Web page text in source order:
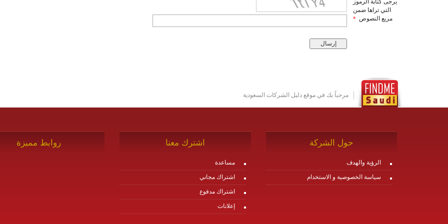
يرجى كتابة الرموز
التي تراها ضمن
مربع النصوص *
مرحباً بك في موقع دليل الشركات السعودية
حول الشركة
الرؤية والهدف
سياسة الخصوصية و الاستخدام
اشترك معنا
مساعدة
اشتراك مجاني
اشتراك مدفوع
إعلانات
روابط مميزة